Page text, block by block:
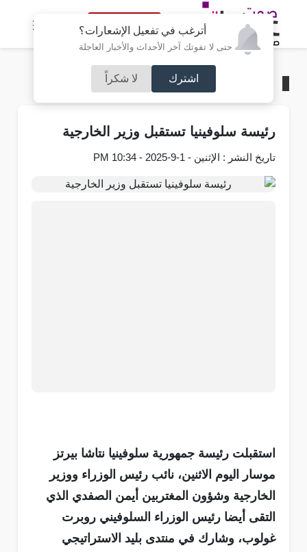
أترغب في تفعيل الإشعارات؟
حتى لا تفوتك آخر الأحداث والأخبار العاجلة
اشترك لا شكراً
النسخة الكاملة
محليات
رئيسة سلوفينيا تستقبل وزير الخارجية
تاريخ النشر : الإثنين - 1-9-2025 - 10:34 PM
استقبلت رئيسة جمهورية سلوفينيا نتاشا بيرتز
موسار اليوم الاثنين، نائب رئيس الوزراء ووزير
الخارجية وشؤون المغتربين أيمن الصفدي الذي
التقى أيضا رئيس الوزراء السلوفيني روبرت
غولوب، وشارك في منتدى بليد الاستراتيجي